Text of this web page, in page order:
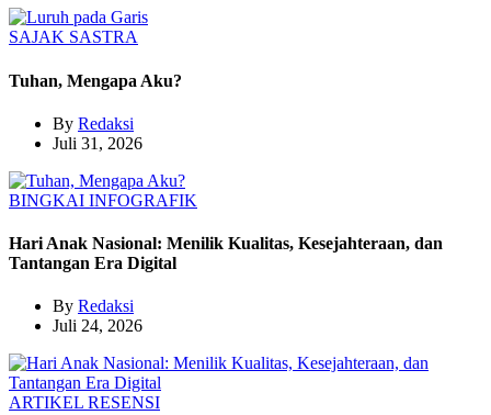
SAJAK SASTRA
Tuhan, Mengapa Aku?
By Redaksi
Juli 31, 2026
BINGKAI INFOGRAFIK
Hari Anak Nasional: Menilik Kualitas, Kesejahteraan, dan
Tantangan Era Digital
By Redaksi
Juli 24, 2026
ARTIKEL RESENSI